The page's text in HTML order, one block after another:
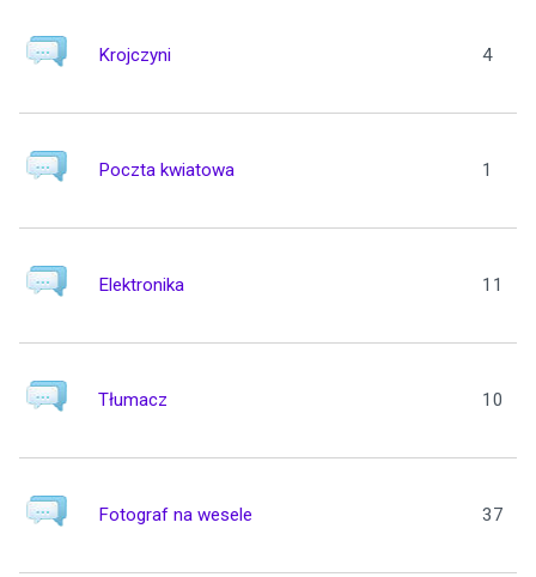
Krojczyni 4
Poczta kwiatowa 1
Elektronika 11
Tłumacz 10
Fotograf na wesele 37